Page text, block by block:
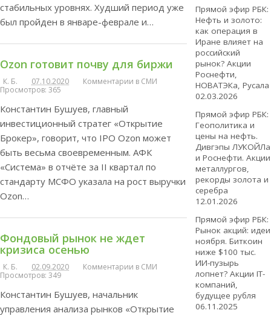
стабильных уровнях. Худший период уже
был пройден в январе-феврале и…
Ozon готовит почву для биржи
К. Б. 07.10.2020
Комментарии в СМИ
Просмотров: 365
Константин Бушуев, главный
инвестиционный стратег «Открытие
Брокер», говорит, что IPO Ozon может
быть весьма своевременным. АФК
«Система» в отчёте за II квартал по
стандарту МСФО указала на рост выручки
Ozon…
Фондовый рынок не ждет
кризиса осенью
К. Б. 02.09.2020
Комментарии в СМИ
Просмотров: 349
Константин Бушуев, начальник
управления анализа рынков «Открытие
Прямой эфир РБК:
Нефть и золото:
как операция в
Иране влияет на
российский
рынок? Акции
Роснефти,
НОВАТЭКа, Русала
02.03.2026
Прямой эфир РБК:
Геополитика и
цены на нефть.
Дивгэпы ЛУКОЙЛа
и Роснефти. Акции
металлургов,
рекорды золота и
серебра
12.01.2026
Прямой эфир РБК:
Рынок акций: идеи
ноября. Биткоин
ниже $100 тыс.
ИИ-пузырь
лопнет? Акции IT-
компаний,
будущее рубля
06.11.2025